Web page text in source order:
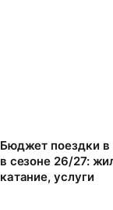
Бюджет поездки
в сезоне 26/27:
катание, услуги